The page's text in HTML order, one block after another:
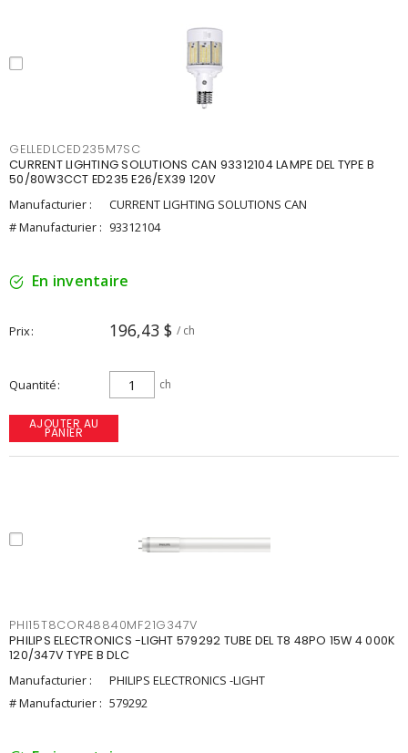
GELLEDLCED235M7SC
CURRENT LIGHTING SOLUTIONS CAN 93312104 LAMPE DEL TYPE B
50/80W3CCT ED235 E26/EX39 120V
Manufacturier :
CURRENT LIGHTING SOLUTIONS CAN
# Manufacturier : 93312104
En inventaire
Prix 196,43 $ / ch
Quantité ch
AJOUTER AU
PANIER
PHI15T8COR48840MF21G347V
PHILIPS ELECTRONICS -LIGHT 579292 TUBE DEL T8 48PO 15W 4 000K
120/347V TYPE B DLC
Manufacturier :
PHILIPS ELECTRONICS -LIGHT
# Manufacturier : 579292